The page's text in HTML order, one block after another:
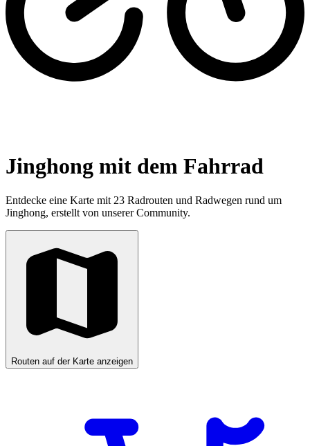
Jinghong mit dem Fahrrad
Entdecke eine Karte mit 23 Radrouten und Radwegen rund um
Jinghong, erstellt von unserer Community.
Routen auf der Karte anzeigen